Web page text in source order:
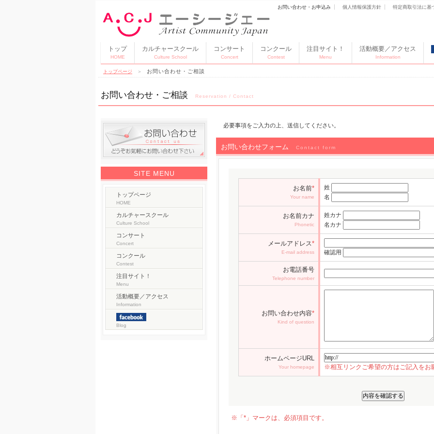
お問い合わせ・お申込み 個人情報保護方針 特定商取引法に基
トップ
HOME
カルチャースクール
Culture School
コンサート
Concert
コンクール
Contest
注目サイト！
Menu
活動概要／アクセス
Information
トップページ ＞ お問い合わせ・ご相談
お問い合わせ・ご相談 Reservation / Contact
必要事項をご入力の上、送信してください。
お問い合わせフォーム Contact form
お名前*
Your name
姓
名
お名前カナ
Phonetic
姓カナ
名カナ
メールアドレス*
E-mail address 確認用
お電話番号
Telephone number
お問い合わせ内容*
Kind of question
ホームページURL
Your homepage ※相互リンクご希望の方はご記入をお
※「*」マークは、必須項目です。
SITE MENU
トップページ
HOME
カルチャースクール
Culture School
コンサート
Concert
コンクール
Contest
注目サイト！
Menu
活動概要／アクセス
Information
Blog